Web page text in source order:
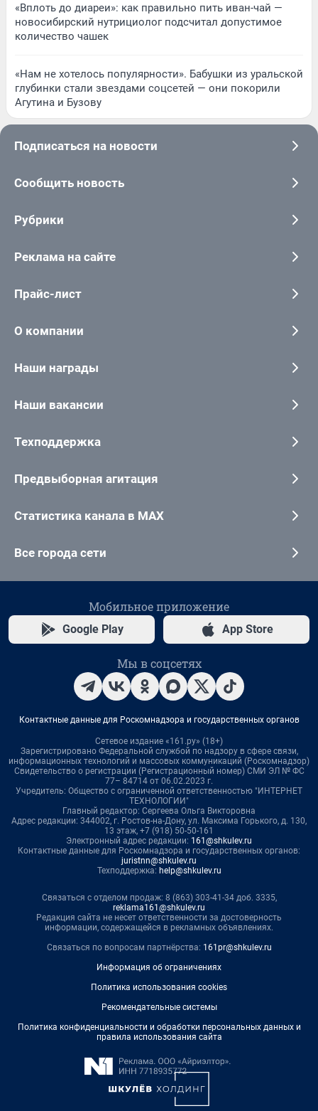
«Вплоть до диареи»: как правильно пить иван-чай —
новосибирский нутрициолог подсчитал допустимое
количество чашек
«Нам не хотелось популярности». Бабушки из уральской
глубинки стали звездами соцсетей — они покорили
Агутина и Бузову
Подписаться на новости
Сообщить новость
Рубрики
Реклама на сайте
Прайс-лист
О компании
Наши награды
Наши вакансии
Техподдержка
Предвыборная агитация
Статистика канала в MAX
Все города сети
Мобильное приложение
Google Play App Store
Мы в соцсетях
Контактные данные для Роскомнадзора и государственных органов
Сетевое издание «161.ру» (18+)
Зарегистрировано Федеральной службой по надзору в сфере связи,
информационных технологий и массовых коммуникаций (Роскомнадзор)
Свидетельство о регистрации (Регистрационный номер) СМИ ЭЛ № ФС
77– 84714 от 06.02.2023 г.
Учредитель: Общество с ограниченной ответственностью "ИНТЕРНЕТ
ТЕХНОЛОГИИ"
Главный редактор: Сергеева Ольга Викторовна
Адрес редакции: 344002, г. Ростов-на-Дону, ул. Максима Горького, д. 130,
13 этаж, +7 (918) 50-50-161
Электронный адрес редакции: 161@shkulev.ru
Контактные данные для Роскомнадзора и государственных органов:
juristnn@shkulev.ru
Техподдержка: help@shkulev.ru
Связаться с отделом продаж: 8 (863) 303-41-34 доб. 3335,
reklama161@shkulev.ru
Редакция сайта не несет ответственности за достоверность
информации, содержащейся в рекламных объявлениях.
Связаться по вопросам партнёрства: 161pr@shkulev.ru
Информация об ограничениях
Политика использования cookies
Рекомендательные системы
Политика конфиденциальности и обработки персональных данных и
правила использования сайта